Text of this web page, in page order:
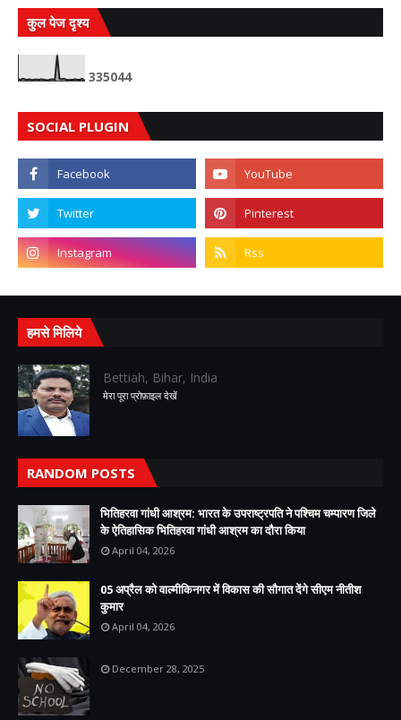
कुल पेज दृश्य
335044
SOCIAL PLUGIN
हमसे मिलिये
Bettiah, Bihar, India
मेरा पूरा प्रोफ़ाइल देखें
RANDOM POSTS
भितिहरवा गांधी आश्रम: भारत के उपराष्ट्रपति ने पश्चिम चम्पारण जिले
के ऐतिहासिक भितिहरवा गांधी आश्रम का दौरा किया
April 04, 2026
05 अप्रैल को वाल्मीकिनगर में विकास की सौगात देंगे सीएम नीतीश
कुमार
April 04, 2026
December 28, 2025